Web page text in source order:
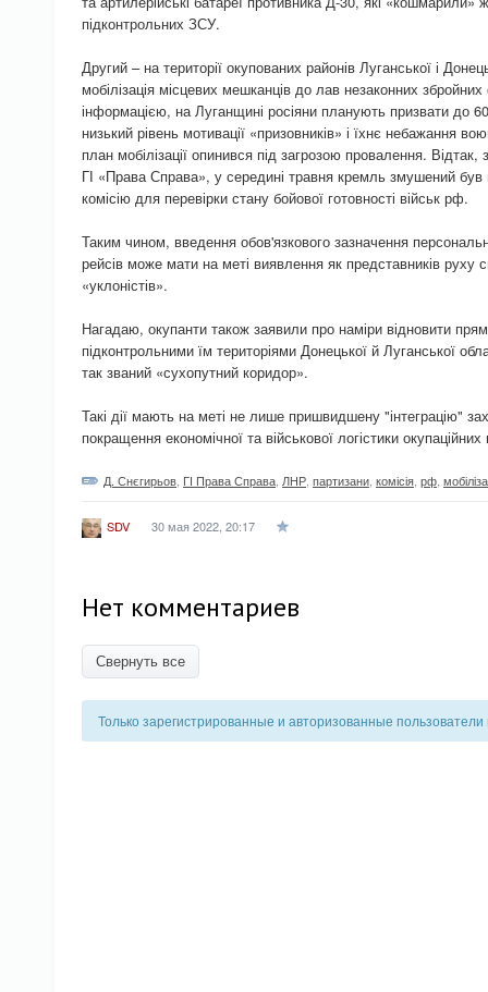
підконтрольних ЗСУ.
Другий – на території окупованих районів Луганської і
мобілізація місцевих мешканців до лав незаконних
інформацією, на Луганщині росіяни планують призвати до
низький рівень мотивації «призовників» і їхнє небажання
план мобілізації опинився під загрозою провалення. Відтак,
ГІ «Права Справа», у середині травня кремль змушений був
комісію для перевірки стану бойової готовності військ рф.
Таким чином, введення обов'язкового зазначення
рейсів може мати на меті виявлення як представників руху
«уклоністів».
Нагадаю, окупанти також заявили про наміри відновити
підконтрольними їм територіями Донецької й Луганської
так званий «сухопутний коридор».
Такі дії мають на меті не лише пришвидшену "інтеграцію"
покращення економічної та військової логістики окупаційних
Д. Снєгирьов ГІ Права Справа ЛНР партизани комісія рф
SDV 30 мая 2022, 20:17
Нет комментариев
Свернуть все
Только зарегистрированные и авторизованные